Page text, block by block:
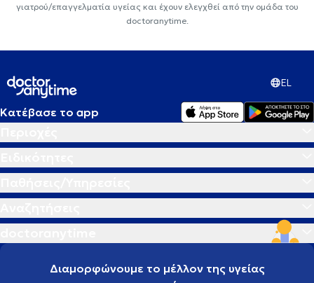
γιατρού/επαγγελματία υγείας και έχουν ελεγχθεί από την ομάδα του
doctoranytime.
EL
Κατέβασε το app
Διαμορφώνουμε το μέλλον της υγείας